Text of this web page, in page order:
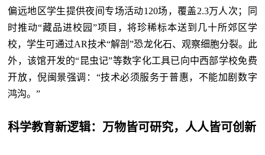
偏远地区学生提供夜间专场活动120场，覆盖2.3万人次；同
时推动“藏品进校园”项目，将珍稀标本送到几十所郊区学
校，学生可通过AR技术“解剖”恐龙化石、观察细胞分裂。此
外，该馆开发的“昆虫记”等数字化工具已向中西部学校免费
开放，倪闽景强调：“技术必须服务于普惠，不能加剧数字
鸿沟。”
科学教育新逻辑：万物皆可研究，人人皆可创新